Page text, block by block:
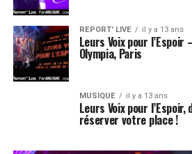
REPORT' LIVE il y a 13 ans
Leurs Voix pour
Olympia, Paris
MUSIQUE il y a 13 ans
Leurs Voix pour
réserver votre place !